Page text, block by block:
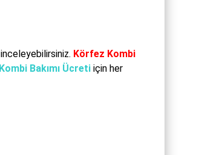
Körfez Kombi
Bakımı Ücreti için her